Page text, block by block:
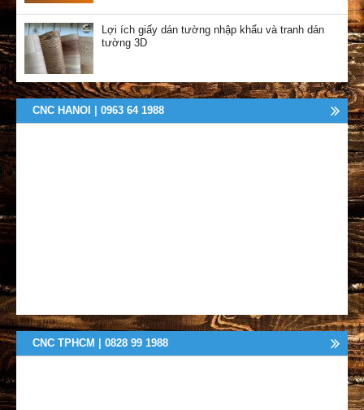
Lợi ích giấy dán tường nhập khẩu và tranh dán
tường 3D
CNC HANOI | 0963 64 1988
CNC TPHCM | 0828 99 1988